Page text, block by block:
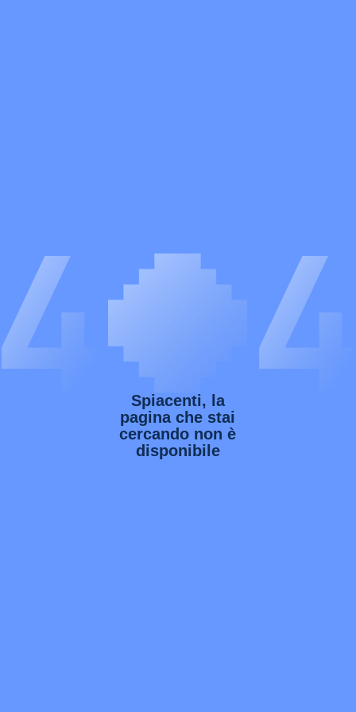
Spiacenti, la
pagina che stai
cercando non è
disponibile